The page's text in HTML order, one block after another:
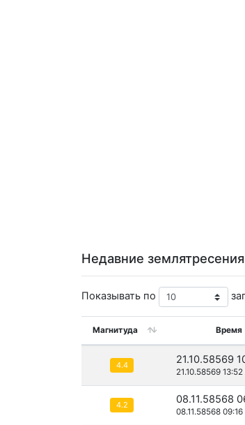
Недавние землятресения
Показывать по
Магнитуда Время
4.4 21.10.58569
21.10.58569 13:52
4.2 08.11.58568
08.11.58568 09:16